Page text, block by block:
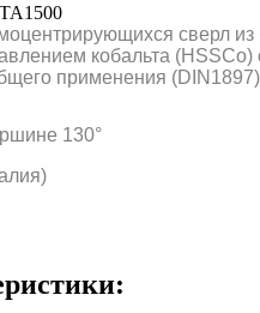
сверл
кобальта
применения
130°